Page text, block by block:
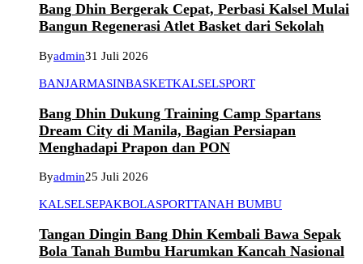
Bang Dhin Bergerak Cepat, Perbasi Kalsel Mulai
Bangun Regenerasi Atlet Basket dari Sekolah
Byadmin31 Juli 2026
BANJARMASINBASKETKALSELSPORT
Bang Dhin Dukung Training Camp Spartans
Dream City di Manila, Bagian Persiapan
Menghadapi Prapon dan PON
Byadmin25 Juli 2026
KALSELSEPAKBOLASPORTTANAH BUMBU
Tangan Dingin Bang Dhin Kembali Bawa Sepak
Bola Tanah Bumbu Harumkan Kancah Nasional